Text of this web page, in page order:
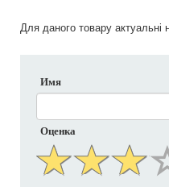
Для даного товару актуальні
Имя
Оценка